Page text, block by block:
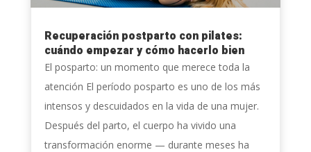
Recuperación postparto con pilates:
cuándo empezar y cómo hacerlo bien
El posparto: un momento que merece toda la
atención El período posparto es uno de los más
intensos y descuidados en la vida de una mujer.
Después del parto, el cuerpo ha vivido una
transformación enorme — durante meses ha